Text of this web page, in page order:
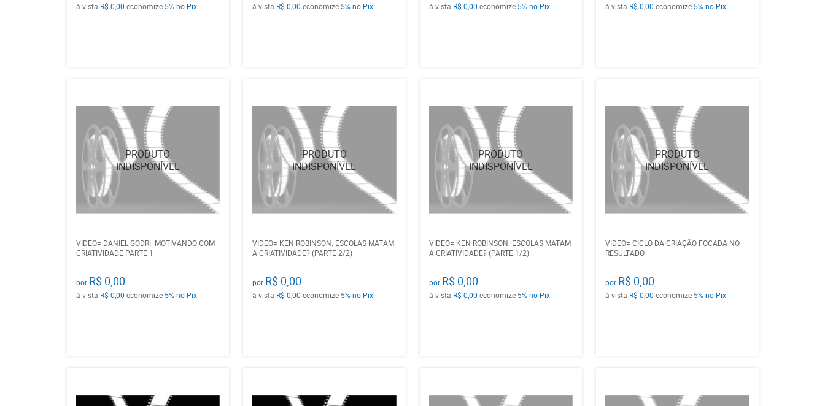
à vista R$ 0,00 economize 5% no Pix à vista R$ 0,00 economize 5%no Pix à vista R$ 0,00 economize 5% no Pix à vista R$ 0,00 economize 5%no Pix
VIDEO= DANIEL GODRI: MOTIVANDO COM
CRIATIVIDADE PARTE 1
por R$ 0,00
à vista R$ 0,00 economize 5% no Pix
VIDEO= KEN ROBINSON: ESCOLAS MATAM
A CRIATIVIDADE? (PARTE 2/2)
por R$ 0,00
à vista R$ 0,00 economize 5%no Pix
VIDEO= KEN ROBINSON: ESCOLAS MATAM
A CRIATIVIDADE? (PARTE 1/2)
por R$ 0,00
à vista R$ 0,00 economize 5% no Pix
VIDEO= CICLO DA CRIAÇÃO FOCADA NO
RESULTADO
por R$ 0,00
à vista R$ 0,00 economize 5%no Pix